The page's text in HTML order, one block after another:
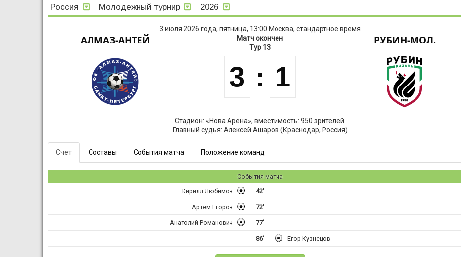
Россия Молодежный турнир 2026
3 июля 2026 года, пятница, 13:00 Москва, стандартное время
АЛМАЗ-АНТЕЙ
Матч окончен
Тур 13
3 : 1
РУБИН-МОЛ.
Стадион: «Нова Арена», вместимость: 950 зрителей.
Главный судья: Алексей Ашаров (Краснодар, Россия)
Счет Составы События матча Положение команд
События матча
42'
Кирилл Любимов
72'
Артём Егоров
77'
Анатолий Романович
86' Егор Кузнецов